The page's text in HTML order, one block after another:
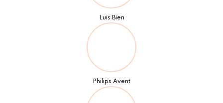
Luis Bien
Philips Avent